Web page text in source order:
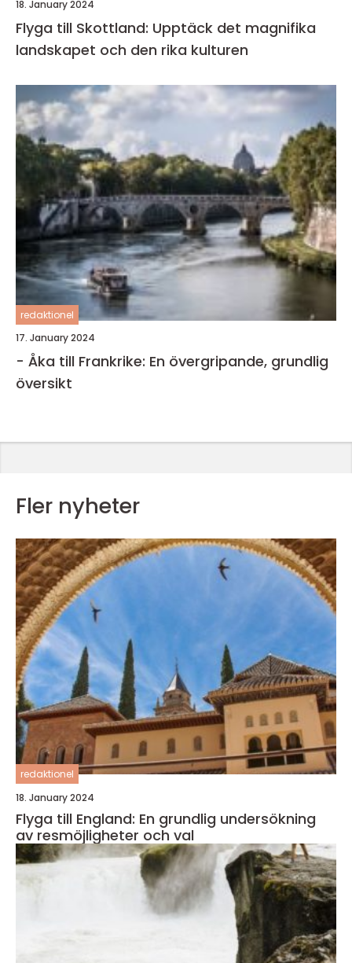
18. January 2024
Flyga till Skottland: Upptäck det magnifika
landskapet och den rika kulturen
redaktionel
17. January 2024
- Åka till Frankrike: En övergripande, grundlig
översikt
Fler nyheter
redaktionel
18. January 2024
Flyga till England: En grundlig undersökning
av resmöjligheter och val